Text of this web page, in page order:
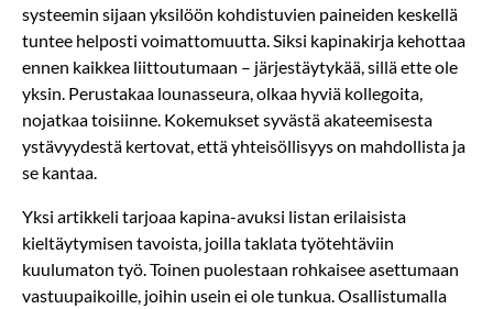
systeemin sijaan yksilöön kohdistuvien paineiden keskellä
tuntee helposti voimattomuutta. Siksi kapinakirja kehottaa
ennen kaikkea liittoutumaan – järjestäytykää, sillä ette ole
yksin. Perustakaa lounasseura, olkaa hyviä kollegoita,
nojatkaa toisiinne. Kokemukset syvästä akateemisesta
ystävyydestä kertovat, että yhteisöllisyys on mahdollista ja
se kantaa.
Yksi artikkeli tarjoaa kapina-avuksi listan erilaisista
kieltäytymisen tavoista, joilla taklata työtehtäviin
kuulumaton työ. Toinen puolestaan rohkaisee asettumaan
vastuupaikoille, joihin usein ei ole tunkua. Osallistumalla